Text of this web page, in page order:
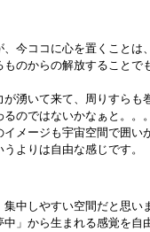
今ココに心を置くことは
ものからの解放することで
湧いて来て、周りすらも
のではないかなぁと。。。
メージも宇宙空間で囲い
よりは自由な感じです。
中しやすい空間だと思い
中」から生まれる感覚を自